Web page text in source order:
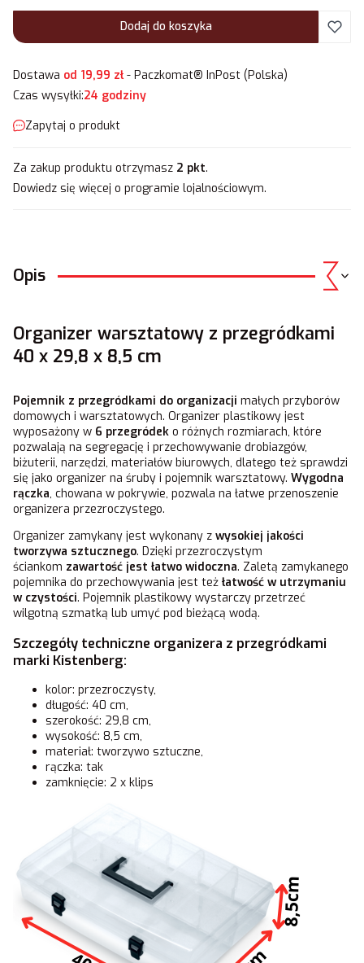
Dodaj do koszyka
Dostawa od 19,99 zł- Paczkomat® InPost (Polska)
Czas wysyłki:24 godziny
Zapytaj o produkt
Za zakup produktu otrzymasz 2 pkt.
Dowiedz się więcej o programie lojalnościowym.
Opis
Organizer warsztatowy z przegródkami
40 x 29,8 x 8,5 cm
Pojemnik z przegródkami do organizacji małych przyborów
domowych i warsztatowych. Organizer plastikowy jest
wyposażony w 6 przegródek o różnych rozmiarach, które
pozwalają na segregację i przechowywanie drobiazgów,
biżuterii, narzędzi, materiałów biurowych, dlatego też sprawdzi
się jako organizer na śruby i pojemnik warsztatowy. Wygodna
rączka, chowana w pokrywie, pozwala na łatwe przenoszenie
organizera przezroczystego.
Organizer zamykany jest wykonany z wysokiej jakości
tworzywa sztucznego. Dzięki przezroczystym
ściankom zawartość jest łatwo widoczna. Zaletą zamykanego
pojemnika do przechowywania jest też łatwość w utrzymaniu
w czystości. Pojemnik plastikowy wystarczy przetrzeć
wilgotną szmatką lub umyć pod bieżącą wodą.
Szczegóły techniczne organizera z przegródkami
marki Kistenberg:
kolor: przezroczysty,
długość: 40 cm,
szerokość: 29,8 cm,
wysokość: 8,5 cm,
materiał: tworzywo sztuczne,
rączka: tak
zamknięcie: 2 x klips